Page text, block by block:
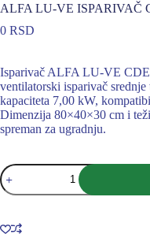
ALFA LU-VE ISPARIVAČ
0 RSD
Isparivač ALFA LU-VE
ventilatorski isparivač srednje
kapaciteta 7,00 kW,
Dimenzija 80×40×30 cm i
spreman za ugradnju.
ALFA
LU-
VE
CDEH